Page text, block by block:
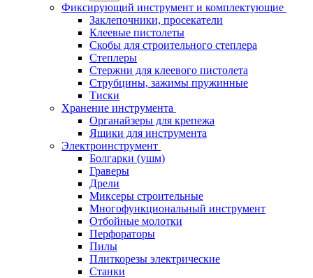
Фиксирующий инструмент и комплектующие
Заклепочники, просекатели
Клеевые пистолеты
Скобы для строительного степлера
Степлеры
Стержни для клеевого пистолета
Струбцины, зажимы пружинные
Тиски
Хранение инструмента
Органайзеры для крепежа
Ящики для инструмента
Электроинструмент
Болгарки (ушм)
Граверы
Дрели
Миксеры строительные
Многофункциональный инструмент
Отбойные молотки
Перфораторы
Пилы
Плиткорезы электрические
Станки